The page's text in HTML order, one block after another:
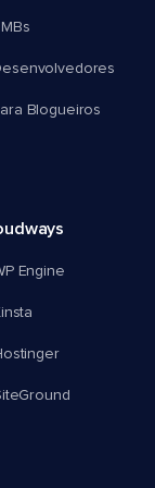
Blogueiros
Engine